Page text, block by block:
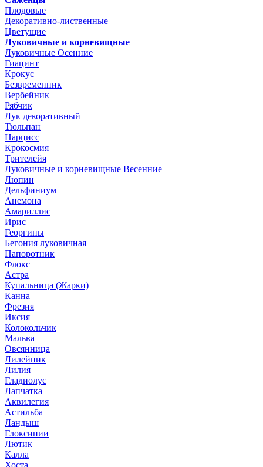
Плодовые
Декоративно-лиственные
Цветущие
Луковичные и корневищные
Луковичные Осенние
Гиацинт
Крокус
Безвременник
Вербейник
Рябчик
Лук декоративный
Тюльпан
Нарцисс
Крокосмия
Трителейя
Луковичные и корневищные Весенние
Люпин
Дельфиниум
Анемона
Амариллис
Ирис
Георгины
Бегония луковичная
Папоротник
Флокс
Астра
Купальница (Жарки)
Канна
Фрезия
Иксия
Колокольчик
Мальва
Овсянница
Лилейник
Лилия
Гладиолус
Лапчатка
Аквилегия
Астильба
Ландыш
Глоксинии
Лютик
Калла
Хоста